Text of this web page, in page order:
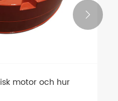
motor och hur
